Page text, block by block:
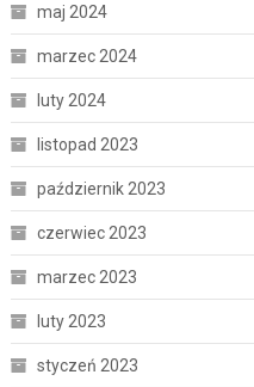
maj 2024
marzec 2024
luty 2024
listopad 2023
październik 2023
czerwiec 2023
marzec 2023
luty 2023
styczeń 2023